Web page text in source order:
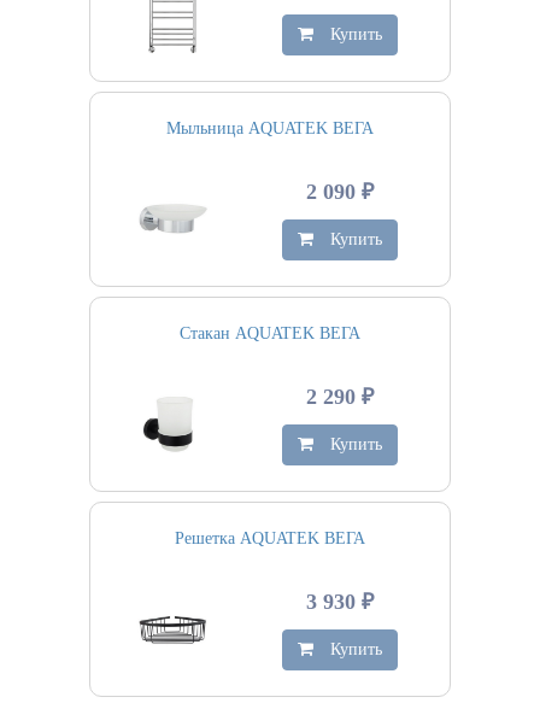
Купить
Мыльница AQUATEK ВЕГА
2 090 ₽
Купить
Стакан AQUATEK ВЕГА
2 290 ₽
Купить
Решетка AQUATEK ВЕГА
3 930 ₽
Купить